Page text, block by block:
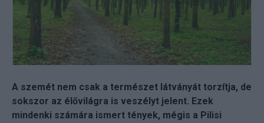
A szemét nem csak a természet látványát torzítja, de
sokszor az élővilágra is veszélyt jelent. Ezek
mindenki számára ismert tények, mégis a Pilisi